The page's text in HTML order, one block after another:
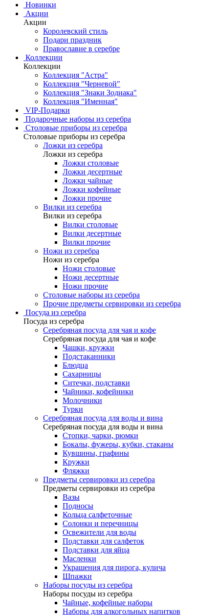
Новинки
Акции
Акции
Королевский стиль
Подари праздник
Православие в серебре
Коллекции
Коллекции
Коллекция "Астра"
Коллекция "Черневой"
Коллекция "Знаки Зодиака"
Коллекция "Именная"
VIP-Подарки
Подарочные наборы из серебра
Столовые приборы из серебра
Столовые приборы из серебра
Ложки из серебра
Ложки из серебра
Ложки столовые
Ложки десертные
Ложки чайные
Ложки кофейные
Ложки прочие
Вилки из серебра
Вилки из серебра
Вилки столовые
Вилки десертные
Вилки прочие
Ножи из серебра
Ножи из серебра
Ножи столовые
Ножи десертные
Ножи прочие
Столовые наборы из серебра
Прочие предметы сервировки из серебра
Посуда из серебра
Посуда из серебра
Серебряная посуда для чая и кофе
Серебряная посуда для чая и кофе
Чашки, кружки
Подстаканники
Блюдца
Сахарницы
Ситечки, подставки
Чайники, кофейники
Молочники
Турки
Серебряная посуда для воды и вина
Серебряная посуда для воды и вина
Стопки, чарки, рюмки
Бокалы, фужеры, кубки, стаканы
Кувшины, графины
Кружки
Фляжки
Предметы сервировки из серебра
Предметы сервировки из серебра
Вазы
Подносы
Кольца салфеточные
Солонки и перечницы
Освежители для воды
Подставки для салфеток
Подставки для яйца
Масленки
Украшения для пирога, кулича
Шпажки
Наборы посуды из серебра
Наборы посуды из серебра
Чайные, кофейные наборы
Наборы для алкогольных напитков